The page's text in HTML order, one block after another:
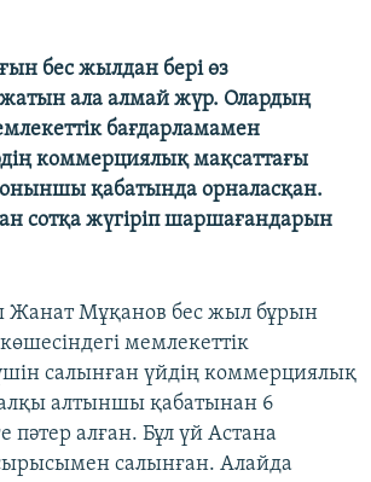
бес жылдан бері өз
ала алмай жүр. Олардың
бағдарламамен
коммерциялық мақсаттағы
қабатында орналасқан.
сотқа жүгіріп шаршағандарын
Жанат Мұқанов бес жыл бұрын
мемлекеттік
салынған үйдің коммерциялық
алтыншы қабатынан 6
пәтер алған. Бұл үй Астана
салынған. Алайда